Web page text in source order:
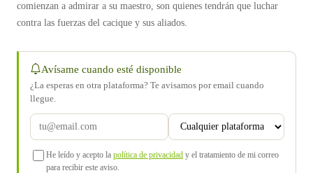
comienzan a admirar a su maestro, son quienes tendrán que luchar
contra las fuerzas del cacique y sus aliados.
Avísame cuando esté disponible
¿La esperas en otra plataforma? Te avisamos por email cuando
llegue.
He leído y acepto la política de privacidad y el tratamiento de mi correo
para recibir este aviso.